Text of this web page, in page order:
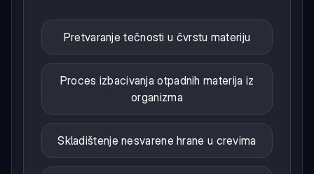
Pretvaranje tečnosti u čvrstu materiju
Proces izbacivanja otpadnih materija iz
organizma
Skladištenje nesvarene hrane u crevima